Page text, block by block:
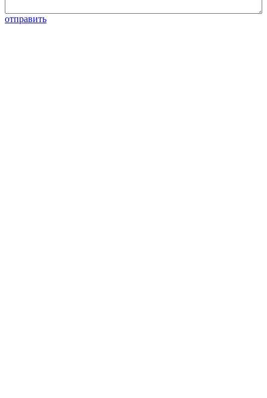
отправить